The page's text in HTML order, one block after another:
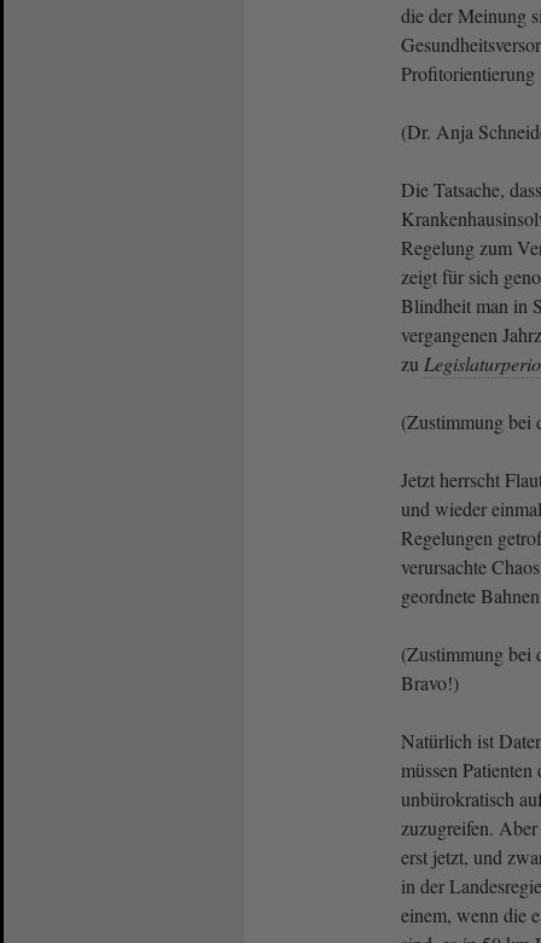
die der Meinung
Profitorientierung
(Dr. Anja
Die Tatsache,
Regelung zum
zeigt für sich
Blindheit man in
vergangenen
zu
(Zustimmung
Jetzt herrscht
und wieder
Regelungen
verursachte
geordnete
(Zustimmung
Bravo!)
Natürlich ist
müssen
unbürokratisch
zuzugreifen.
erst jetzt, und
in der
einem, wenn die